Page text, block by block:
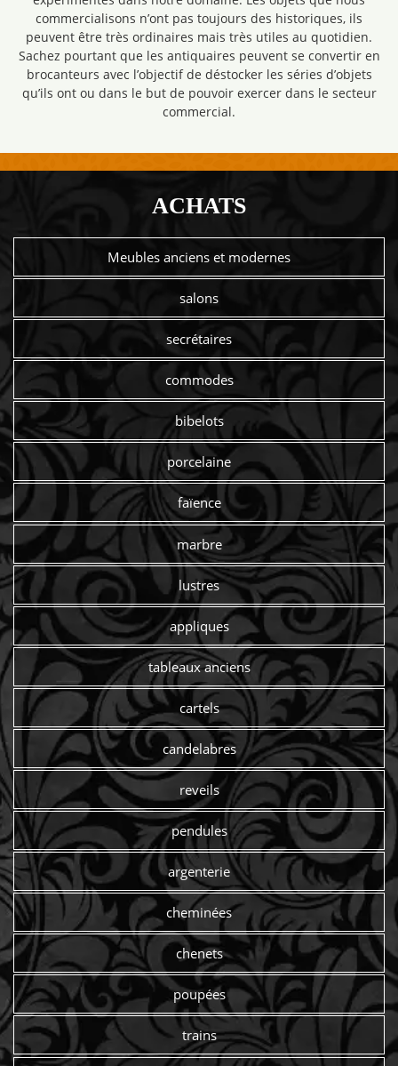
commercialisons n’ont pas toujours des historiques, ils
peuvent être très ordinaires mais très utiles au quotidien.
Sachez pourtant que les antiquaires peuvent se convertir en
brocanteurs avec l’objectif de déstocker les séries d’objets
qu’ils ont ou dans le but de pouvoir exercer dans le secteur
commercial.
ACHATS
Meubles anciens et modernes
salons
secrétaires
commodes
bibelots
porcelaine
faïence
marbre
lustres
appliques
tableaux anciens
cartels
candelabres
reveils
pendules
argenterie
cheminées
chenets
poupées
trains